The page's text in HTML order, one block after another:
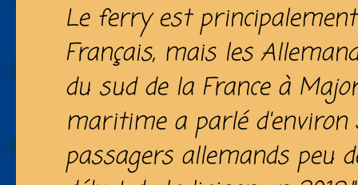
Le ferry est
Français, mais les
du sud de la France à
maritime a parlé d'environ
passagers allemands peu